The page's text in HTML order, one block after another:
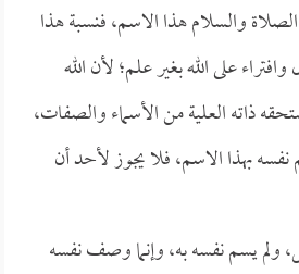
والسلام هذا الاسم، فنسبة هذا
على الله بغير علم؛ لأن الله
ذاته العلية من الأسماء والصفات،
نفسه بهذا الاسم، فلا يجوز لأحد أن
ولم يسم نفسه به، وإنما وصف نفسه